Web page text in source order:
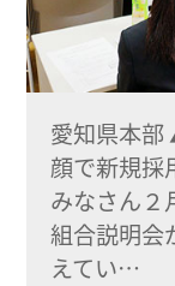
愛知県本
顔で新規採
みなさん２
組合説明会
えてい…